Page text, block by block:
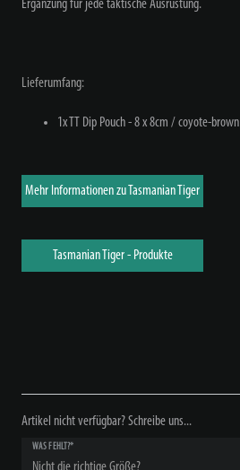
Ergänzung für jede taktische Ausrüstung.
Lieferumfang:
1x TT Dip Pouch - 8 x 8cm / coyote-brown
Mehr Informationen zu Tasmanian Tiger
Tasmanian Tiger - Produkte
Artikel nicht verfügbar? Schreibe uns...
WAS FEHLT?*